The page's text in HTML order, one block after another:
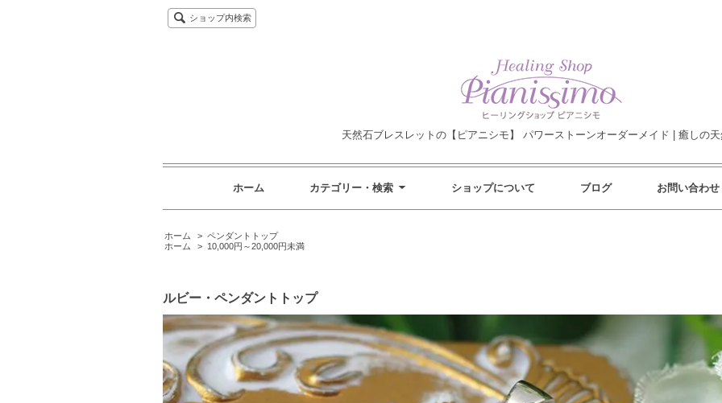
ショップ内検索
天然石ブレスレットの【ピアニシモ】 パワーストーンオーダーメイド | 癒しの
ホーム カテゴリー・検索 ショップについて ブログ お問い合わせ
ホーム > ペンダントトップ
ホーム
> 10,000円～20,000円未満
ルビー・ペンダントトップ